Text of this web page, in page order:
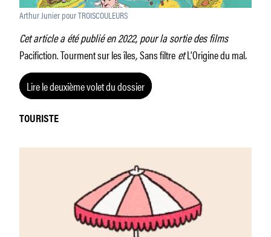
Arthur Junier pour TROISCOULEURS
Cet article a été publié en 2022, pour la sortie des films
Pacifiction. Tourment sur les îles,Sans filtreetL’Origine du mal.
Lire le deuxième volet du dossier
TOURISTE